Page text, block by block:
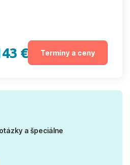
€ Termíny a ceny
a špeciálne